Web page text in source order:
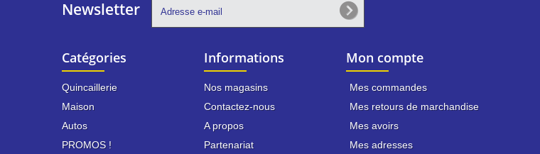
Newsletter
Catégories
Quincaillerie
Maison
Autos
PROMOS !
Informations
Nos magasins
Contactez-nous
A propos
Partenariat
Mon compte
Mes commandes
Mes retours de marchandise
Mes avoirs
Mes adresses